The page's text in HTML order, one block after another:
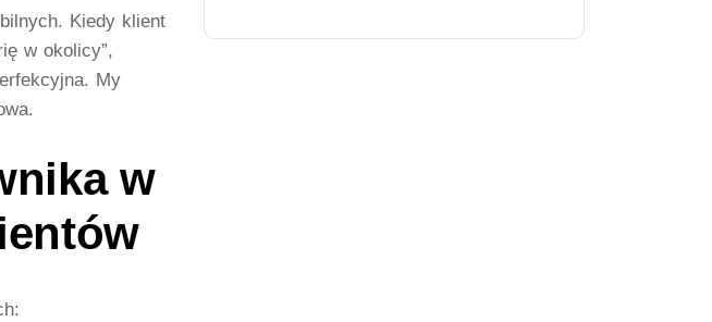
Kiedy klient
w okolicy”,
My
w